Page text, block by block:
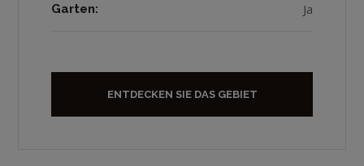
Garten: Ja
ENTDECKEN SIE DAS GEBIET